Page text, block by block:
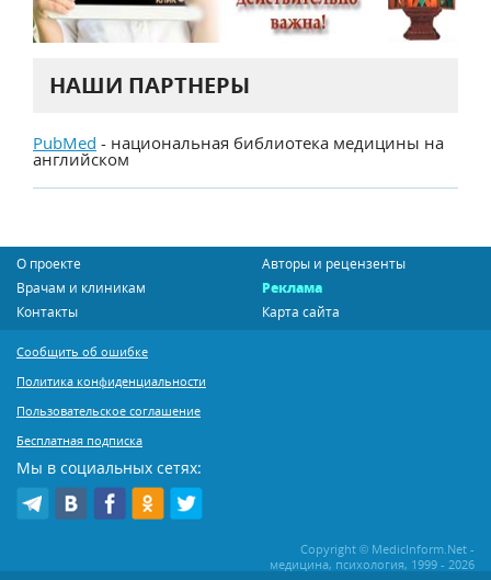
НАШИ ПАРТНЕРЫ
PubMed - национальная библиотека медицины на
английском
О проекте
Авторы и рецензенты
Врачам и клиникам
Реклама
Контакты
Карта сайта
Сообщить об ошибке
Политика конфиденциальности
Пользовательское соглашение
Бесплатная подписка
Мы в социальных сетях:
Copyright © MedicInform.Net -
медицина, психология, 1999 - 2026